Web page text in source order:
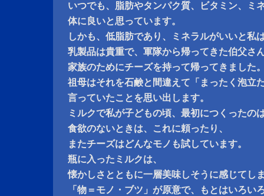
いつでも、脂肪やタンパク質、ビタミン、ミ
体に良いと思っています。
しかも、低脂肪であり、ミネラルがいいと私
乳製品は貴重で、軍隊から帰ってきた伯父さ
家族のためにチーズを持って帰ってきました
祖母はそれを石鹸と間違えて「まったく泡立
言っていたことを思い出します。
ミルクで私が子どもの頃、最初につくったの
食欲のないときは、これに頼ったり、
またチーズはどんなモノも試しています。
瓶に入ったミルクは、
懐かしさとともに一層美味しそうに感じてし
「物＝モノ・ブツ」が原意で、もとはいろい